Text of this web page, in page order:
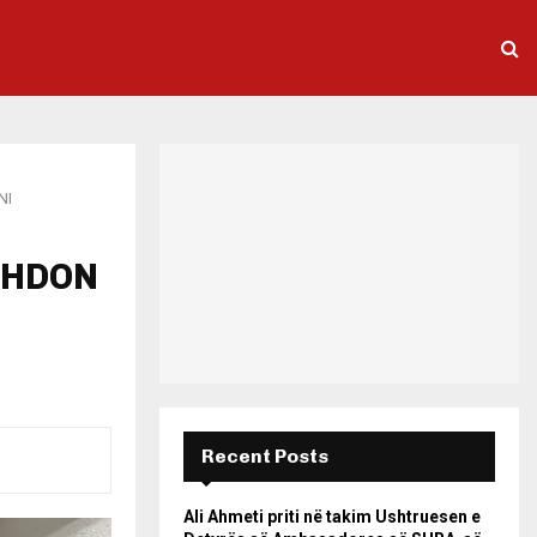
Recent Posts
Ali Ahmeti priti në takim Ushtruesen e